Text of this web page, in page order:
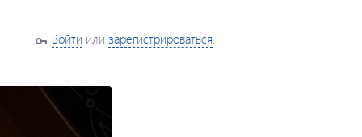
Войти или зарегистрироваться.